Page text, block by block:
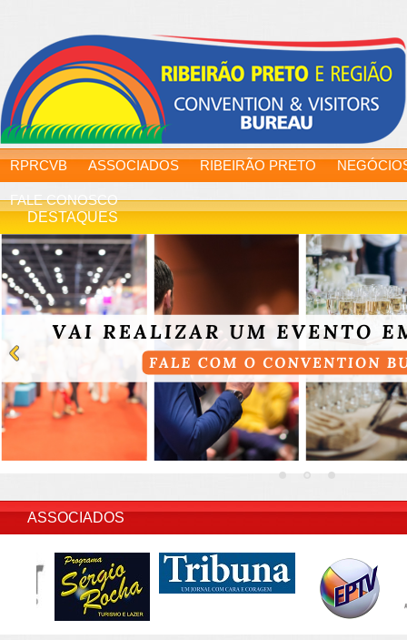
RPRCVB ASSOCIADOS RIBEIRÃO PRETO
FALE CONOSCO
DESTAQUES
ASSOCIADOS